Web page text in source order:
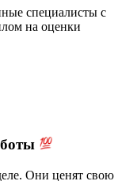
специалисты с
на оценки
Они ценят свою